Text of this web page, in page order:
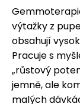
výtažky z
obsahují
Pracuje s
„růstový
jemně, ale
malých
D
o
p
o